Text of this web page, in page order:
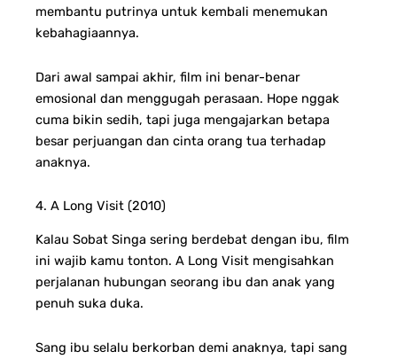
membantu putrinya untuk kembali menemukan
kebahagiaannya.
Dari awal sampai akhir, film ini benar-benar
emosional dan menggugah perasaan. Hope nggak
cuma bikin sedih, tapi juga mengajarkan betapa
besar perjuangan dan cinta orang tua terhadap
anaknya.
4. A Long Visit (2010)
Kalau Sobat Singa sering berdebat dengan ibu, film
ini wajib kamu tonton. A Long Visit mengisahkan
perjalanan hubungan seorang ibu dan anak yang
penuh suka duka.
Sang ibu selalu berkorban demi anaknya, tapi sang